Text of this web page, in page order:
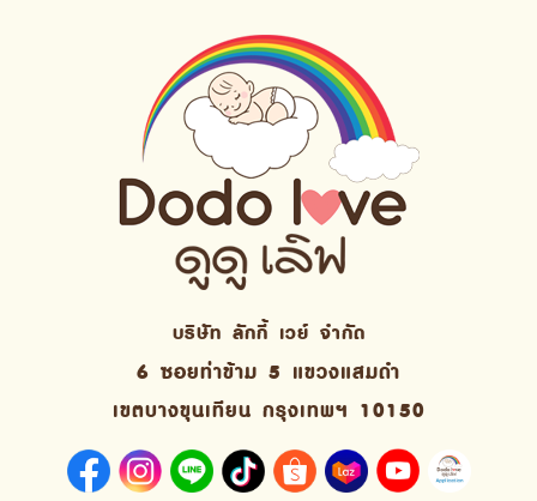
บริษัท ลักกี้ เวย์ จํากัด
6 ซอยท่าข้าม 5 แขวงแสมดำ
เขตบางขุนเทียน กรุงเทพฯ 10150